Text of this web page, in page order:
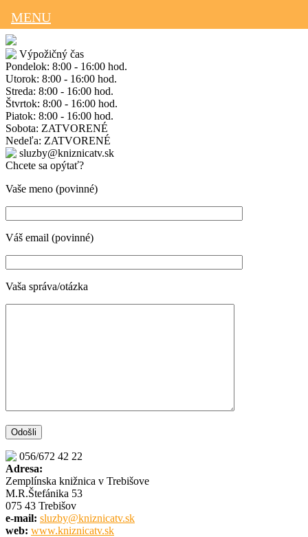
Výpožičný čas
Pondelok: 8:00 - 16:00 hod.
Utorok: 8:00 - 16:00 hod.
Streda: 8:00 - 16:00 hod.
Štvrtok: 8:00 - 16:00 hod.
Piatok: 8:00 - 16:00 hod.
Sobota: ZATVORENÉ
Nedeľa: ZATVORENÉ
sluzby@kniznicatv.sk
Chcete sa opýtať?
Vaše meno (povinné)
Váš email (povinné)
Vaša správa/otázka
056/672 42 22
Adresa:
Zemplínska knižnica v Trebišove
M.R.Štefánika 53
075 43 Trebišov
e-mail: sluzby@kniznicatv.sk
web: www.kniznicatv.sk
MENU